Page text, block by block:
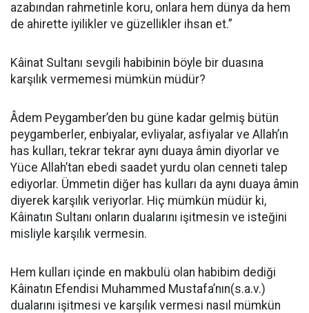
azabından rahmetinle koru, onlara hem dünya da hem
de ahirette iyilikler ve güzellikler ihsan et.”
Kâinat Sultanı sevgili habibinin böyle bir duasına
karşılık vermemesi mümkün müdür?
Âdem Peygamber’den bu güne kadar gelmiş bütün
peygamberler, enbiyalar, evliyalar, asfiyalar ve Allah’ın
has kulları, tekrar tekrar aynı duaya âmin diyorlar ve
Yüce Allah’tan ebedi saadet yurdu olan cenneti talep
ediyorlar. Ümmetin diğer has kulları da aynı duaya âmin
diyerek karşılık veriyorlar. Hiç mümkün müdür ki,
Kâinatın Sultanı onların dualarını işitmesin ve isteğini
misliyle karşılık vermesin.
Hem kulları içinde en makbulü olan habibim dediği
Kâinatın Efendisi Muhammed Mustafa’nın(s.a.v.)
dualarını işitmesi ve karşılık vermesi nasıl mümkün